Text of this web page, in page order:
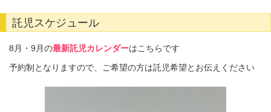
託児スケジュール
8月・9月の最新託児カレンダーはこちらです
予約制となりますので、ご希望の方は託児希望とお伝えください